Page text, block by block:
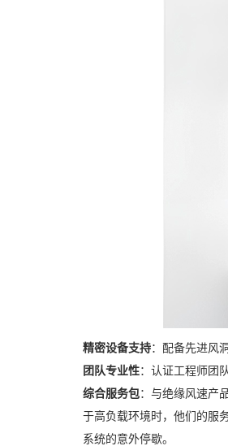
精密设备支持：配备先进风
团队专业性：认证工程师团
综合服务包：与绝缘风速产
于高负载环境时，他们的服
系统的意外停歇。